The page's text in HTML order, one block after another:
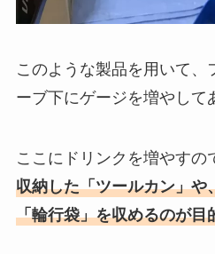
このような製品を用いて、
ーブ下にゲージを増やして
ここにドリンクを増やすの
収納した「ツールカン」や
「輪行袋」を収めるのが目